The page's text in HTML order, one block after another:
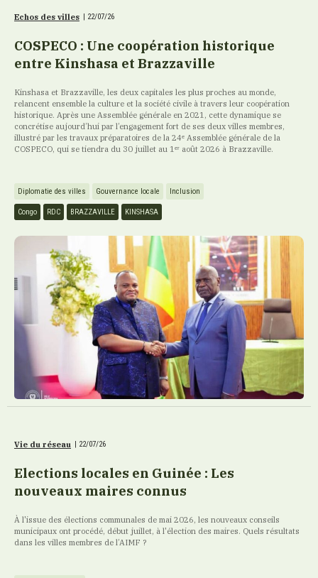
Echos des villes | 22/07/26
COSPECO : Une coopération historique
entre Kinshasa et Brazzaville
Kinshasa et Brazzaville, les deux capitales les plus proches au monde,
relancent ensemble la culture et la société civile à travers leur coopération
historique. Après une Assemblée générale en 2021, cette dynamique se
concrétise aujourd’hui par l’engagement fort de ses deux villes membres,
illustré par les travaux préparatoires de la 24ᵉ Assemblée générale de la
COSPECO, qui se tiendra du 30 juillet au 1ᵉʳ août 2026 à Brazzaville.
Diplomatie des villes Gouvernance locale Inclusion
Congo RDC BRAZZAVILLE KINSHASA
Vie du réseau | 22/07/26
Elections locales en Guinée : Les
nouveaux maires connus
À l'issue des élections communales de mai 2026, les nouveaux conseils
municipaux ont procédé, début juillet, à l'élection des maires. Quels résultats
dans les villes membres de l’AIMF ?